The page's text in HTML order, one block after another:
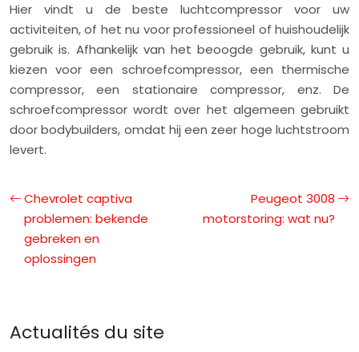
Hier vindt u de beste luchtcompressor voor uw
activiteiten, of het nu voor professioneel of huishoudelijk
gebruik is. Afhankelijk van het beoogde gebruik, kunt u
kiezen voor een schroefcompressor, een thermische
compressor, een stationaire compressor, enz. De
schroefcompressor wordt over het algemeen gebruikt
door bodybuilders, omdat hij een zeer hoge luchtstroom
levert.
Chevrolet captiva
problemen: bekende
gebreken en
oplossingen
Peugeot 3008
motorstoring: wat nu?
Actualités du site